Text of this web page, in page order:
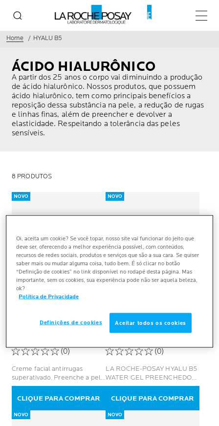
Menu
Home HYALU B5
ÁCIDO HIALURÔNICO
A partir dos 25 anos o corpo vai diminuindo a produção
de ácido hialurônico. Nossos produtos, que possuem
ácido hialurônico, tem como principais benefícios a
reposição dessa substância na pele, a redução de rugas
e linhas finas, além de preencher e devolver a
elasticidade. Respeitando a tolerância das peles
sensíveis.
8 PRODUTOS
NOVO
HYALU B5
CREME SUPERATIVADO
(0)
Creme facial antirrugas
superativado. Preenche a pele
e corrige sinais do
envelhecimento com 3 tipos
complementares de Ácido
Hialurônico, Vitamina B5 e
Ectoína
CLIQUE PARA COMPRAR
NOVO
HYALU B5
WATER GEL
(0)
LA ROCHE-POSAY HYALU B5
WATER GEL PREENCHEDOR
DE LINHAS FINAS
MATIFICANTE
CLIQUE PARA COMPRAR
NOVO NOVO
Oi, aceita um cookie? Se você topar, nosso site vai funcionar do jeito que
deve ser, oferecendo a melhor experiência possível, com conteúdos,
recursos de redes sociais, produtos e serviços que são a sua cara. Se quiser
saber mais ou mudar alguma coisa, tudo bem. É só clicar no botão
“Definição de cookies” no link disponível no rodapé desta página. Mas
importante, sem os cookies, sua experiência pode não ser aquela beleza,
ok?
Política de Privacidade
Definições de cookies Aceitar todos os cookies